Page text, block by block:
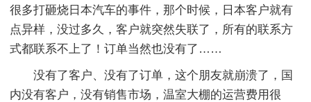
很多打砸烧日本汽车的事件，那个时候，日本客户就有
点异样，没过多久，客户就突然失联了，所有的联系方
式都联系不上了！订单当然也没有了……
没有了客户、没有了订单，这个朋友就崩溃了，国
内没有客户，没有销售市场，温室大棚的运营费用很